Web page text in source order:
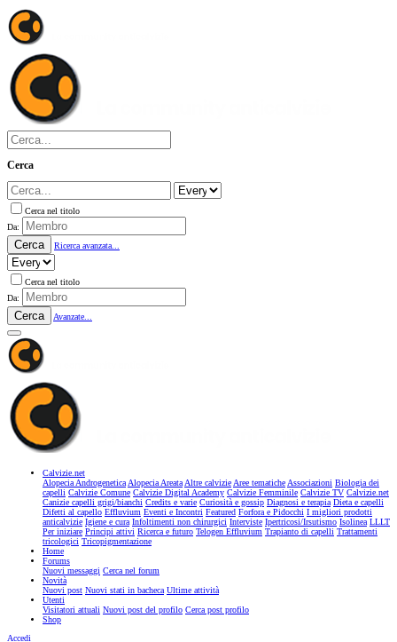
Cerca
Cerca nel titolo
Da:
Cerca Ricerca avanzata...
Cerca nel titolo
Da:
Cerca Avanzate...
Calvizie.net
Alopecia AndrogeneticaAlopecia AreataAltre calvizieAree tematicheAssociazioni Biologia dei
capelli Calvizie Comune Calvizie Digital Academy Calvizie Femminile Calvizie TV Calvizie.net
Canizie capelli grigi/bianchi Credits e varie Curiosità e gossip Diagnosi e terapia Dieta e capelli
Difetti al capello Effluvium Eventi e Incontri Featured Forfora e Pidocchi I migliori prodotti
anticalvizie Igiene e cura Infoltimenti non chirurgici Interviste Ipertricosi/Irsutismo Isolinea LLLT
Per iniziare Principi attivi Ricerca e futuro Telogen Effluvium Trapianto di capelli Trattamenti
tricologici Tricopigmentazione
Home
Forums
Nuovi messaggi Cerca nel forum
Novità
Nuovi post Nuovi stati in bacheca Ultime attività
Utenti
Visitatori attuali Nuovi post del profilo Cerca post profilo
Shop
Accedi